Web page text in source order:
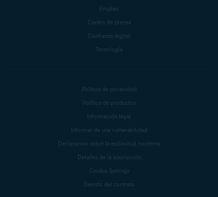
Empleo
Centro de prensa
Confianza digital
Tecnología
Política de privacidad
Política de productos
Información legal
Informar de una vulnerabilidad
Declaración sobre la esclavitud moderna
Detalles de la suscripción
Cookie Settings
Desistir del contrato